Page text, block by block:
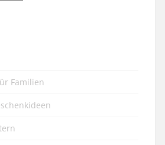
Familien